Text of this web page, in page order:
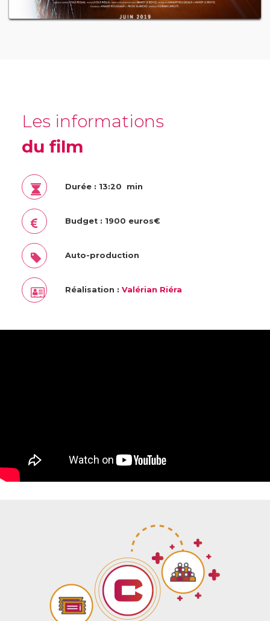
Les informations
du film
Durée : 13:20 min
Budget : 1900 euros€
Auto-production
Réalisation : Valérian Riéra